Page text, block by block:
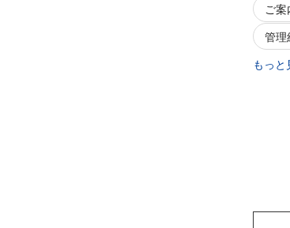
ご案
管理
もっと